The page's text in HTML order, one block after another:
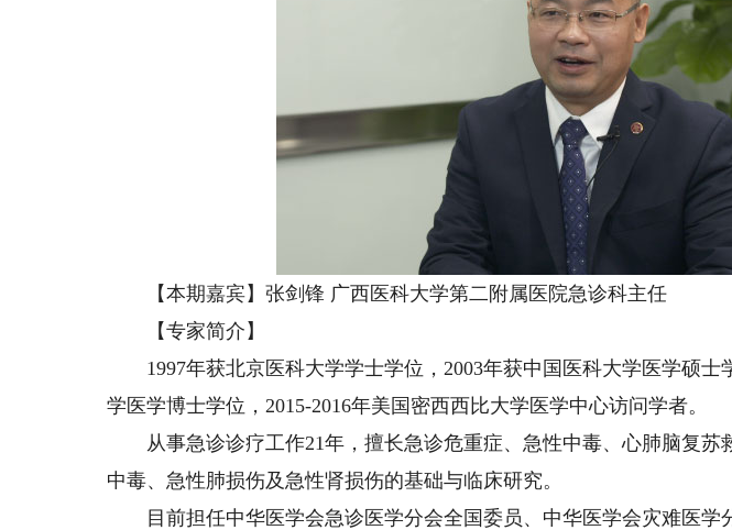
【本期嘉宾】张剑锋 广西医科大学第二附属医院急诊科主任
【专家简介】
1997年获北京医科大学学士学位，2003年获中国医科大学医学硕士
学医学博士学位，2015-2016年美国密西西比大学医学中心访问学者。
从事急诊诊疗工作21年，擅长急诊危重症、急性中毒、心肺脑复苏
中毒、急性肺损伤及急性肾损伤的基础与临床研究。
目前担任中华医学会急诊医学分会全国委员、中华医学会灾难医学